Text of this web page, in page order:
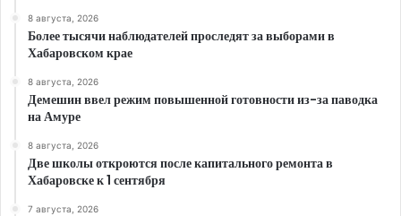
8 августа, 2026
Более тысячи наблюдателей проследят за выборами в
Хабаровском крае
8 августа, 2026
Демешин ввел режим повышенной готовности из-за паводка
на Амуре
8 августа, 2026
Две школы откроются после капитального ремонта в
Хабаровске к 1 сентября
7 августа, 2026